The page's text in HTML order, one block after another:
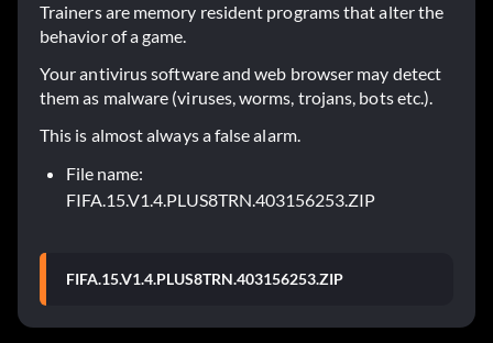
Trainers are memory resident programs that alter the
behavior of a game.
Your antivirus software and web browser may detect
them as malware (viruses, worms, trojans, bots etc.).
This is almost always a false alarm.
File name:
FIFA.15.V1.4.PLUS8TRN.403156253.ZIP
FIFA.15.V1.4.PLUS8TRN.403156253.ZIP